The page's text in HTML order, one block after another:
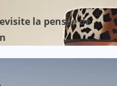
la pensée de